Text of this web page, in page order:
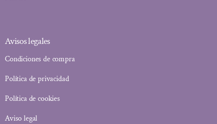
Avisos legales
Condiciones de compra
Política de privacidad
Política de cookies
Aviso legal